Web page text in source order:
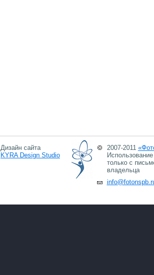
Дизайн сайта
KYRA Design Studio
2007-2011
только с
владельца